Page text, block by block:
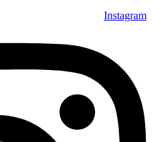
Instagram